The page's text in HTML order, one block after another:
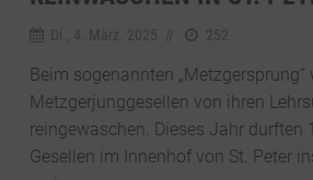
Di., 4. März. 2025 252
Beim sogenannten „Metzgersprung“
Metzgerjunggesellen von ihren
reingewaschen. Dieses Jahr durften
Gesellen im Innenhof von St. Peter